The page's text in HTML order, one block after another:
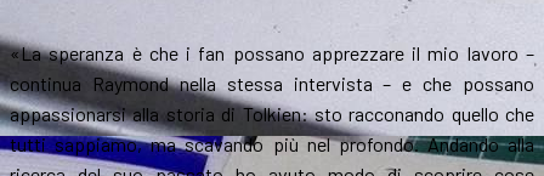
«La speranza è che i fan possano apprezzare il mio lavoro –
continua Raymond nella stessa intervista – e che possano
appassionarsi alla storia di Tolkien: sto racconando quello che
tutti sappiamo, ma scavando più nel profondo. Andando alla